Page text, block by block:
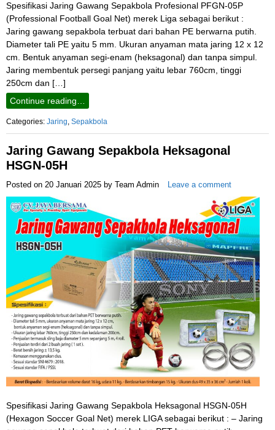
Spesifikasi Jaring Gawang Sepakbola Profesional PFGN-05P
(Professional Football Goal Net) merek Liga sebagai berikut :
Jaring gawang sepakbola terbuat dari bahan PE berwarna putih.
Diameter tali PE yaitu 5 mm. Ukuran anyaman mata jaring 12 x 12
cm. Bentuk anyaman segi-enam (heksagonal) dan tanpa simpul.
Jaring membentuk persegi panjang yaitu lebar 760cm, tinggi
250cm dan […]
Continue reading…
Categories: Jaring Sepakbola
Jaring Gawang Sepakbola Heksagonal
HSGN-05H
Posted on 20 Januari 2025 by Team Admin Leave a comment
Spesifikasi Jaring Gawang Sepakbola Heksagonal HSGN-05H
(Hexagon Soccer Goal Net) merek LIGA sebagai berikut : – Jaring